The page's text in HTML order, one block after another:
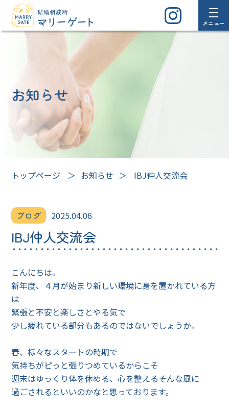
メニュー
お知らせ
トップページ ＞ お知らせ ＞ IBJ仲人交流会
ブログ 2025.04.06
IBJ仲人交流会
こんにちは。
新年度、４月が始まり新しい環境に身を置かれている方
は
緊張と不安と楽しさとやる気で
少し疲れている部分もあるのではないでしょうか。
春、様々なスタートの時期で
気持ちがピっと張りつめているからこそ
週末はゆっくり体を休める、心を整えるそんな風に
過ごされるといいのかなと思っております。